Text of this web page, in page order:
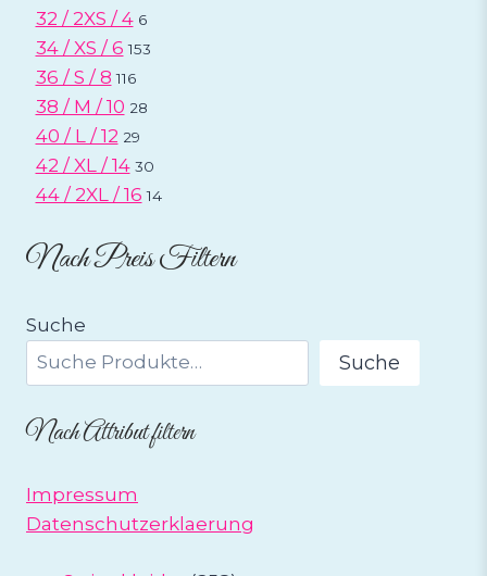
32 / 2XS / 4 6
34 / XS / 6 153
36 / S / 8 116
38 / M / 10 28
40 / L / 12 29
42 / XL / 14 30
44 / 2XL / 16 14
Nach Preis Filtern
Suche
Suche
Nach Attribut filtern
Impressum
Datenschutzerklaerung